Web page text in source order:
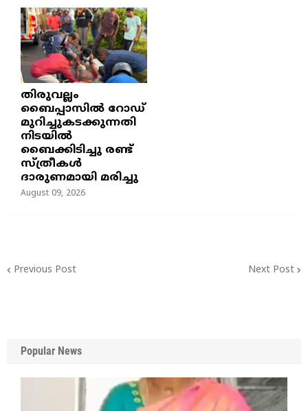
തിരുവല്ലം
ബൈപ്പാസില്‍ റോഡ്
മുറിച്ചുകടക്കുന്നതി
നിടയില്‍
ബൈക്കിടിച്ചു രണ്ട്
സ്ത്രീകള്‍
ദാരുണമായി മരിച്ചു
August 09, 2026
Previous Post Next Post
Popular News